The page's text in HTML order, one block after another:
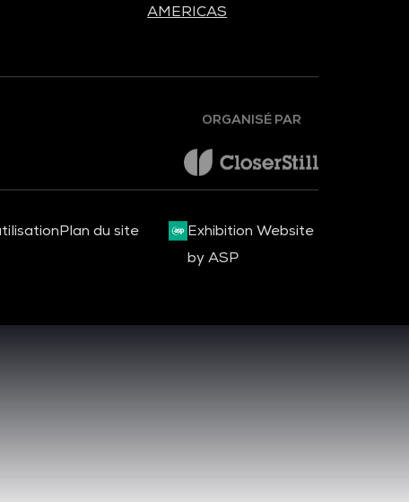
AMERICAS
ORGANISÉ PAR
Plan du site
Exhibition Website
by ASP